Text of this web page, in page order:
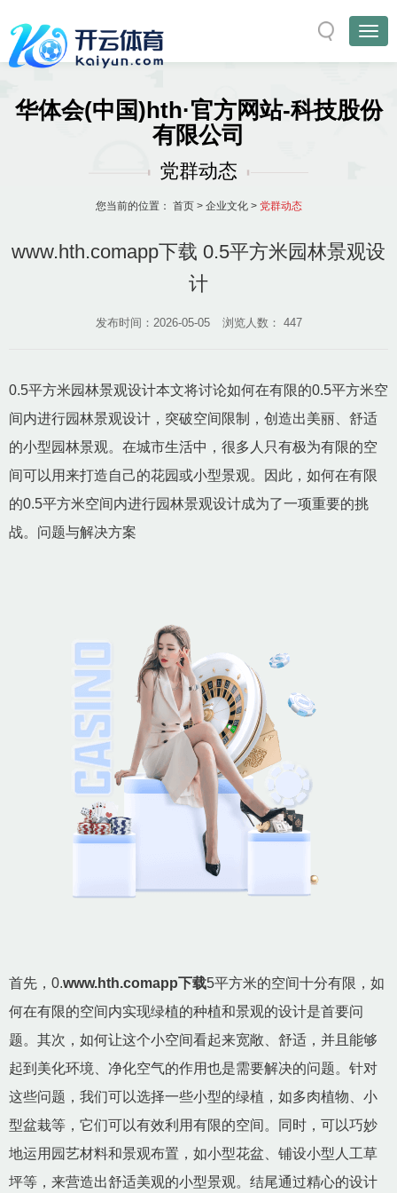
华体会(中国)hth·官方网站-科技股份
有限公司
党群动态
您当前的位置： 首页> 企业文化> 党群动态
www.hth.comapp下载 0.5平方米园林景观设
计
发布时间：2026-05-05 浏览人数： 447
0.5平方米园林景观设计本文将讨论如何在有限的0.5平方米空
间内进行园林景观设计，突破空间限制，创造出美丽、舒适
的小型园林景观。在城市生活中，很多人只有极为有限的空
间可以用来打造自己的花园或小型景观。因此，如何在有限
的0.5平方米空间内进行园林景观设计成为了一项重要的挑
战。问题与解决方案
首先，0.www.hth.comapp下载5平方米的空间十分有限，如
何在有限的空间内实现绿植的种植和景观的设计是首要问
题。其次，如何让这个小空间看起来宽敞、舒适，并且能够
起到美化环境、净化空气的作用也是需要解决的问题。针对
这些问题，我们可以选择一些小型的绿植，如多肉植物、小
型盆栽等，它们可以有效利用有限的空间。同时，可以巧妙
地运用园艺材料和景观布置，如小型花盆、铺设小型人工草
坪等，来营造出舒适美观的小型景观。结尾通过精心的设计